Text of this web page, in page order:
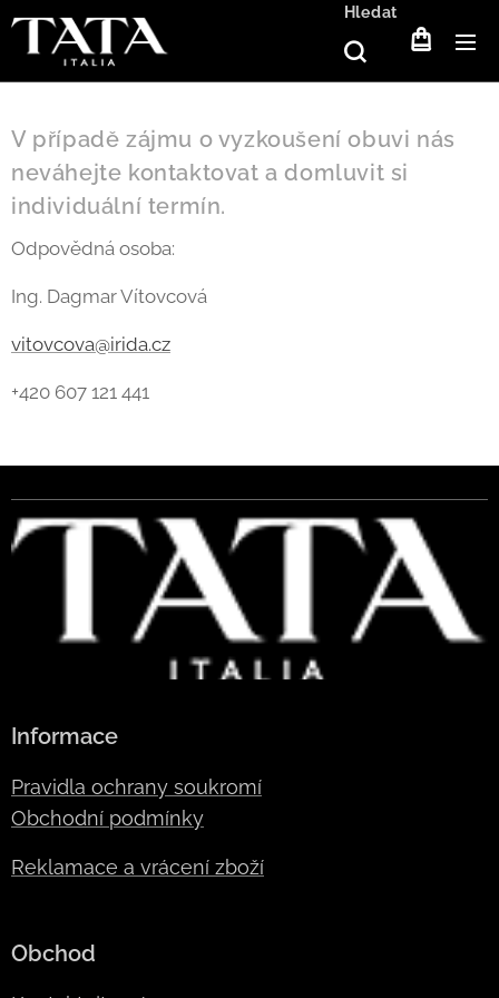
Hledat
V případě zájmu o vyzkoušení obuvi nás
neváhejte kontaktovat a domluvit si
individuální termín.
Odpovědná osoba:
Ing. Dagmar Vítovcová
vitovcova@irida.cz
+420 607 121 441
Informace
Pravidla ochrany soukromí
Obchodní podmínky
Reklamace a vrácení zboží
Obchod